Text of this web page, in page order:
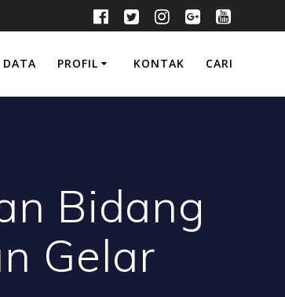
DATA PROFIL KONTAK CARI
Bidang
Gelar